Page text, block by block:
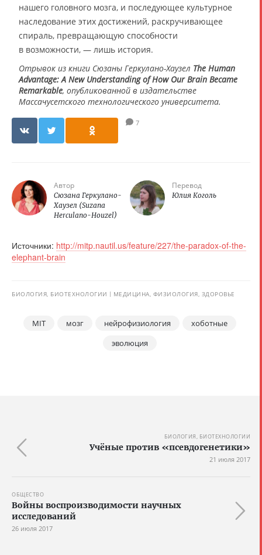
нашего головного мозга, и последующее культурное
наследование этих достижений, раскручивающее
спираль, превращающую способности
в возможности, — лишь история.
Отрывок из книги Сюзаны Геркулано-Хаузел The Human
Advantage: A New Understanding of How Our Brain Became
Remarkable, опубликованной в издательстве
Массачусетского технологического университета.
7
Автор
Сюзана Геркулано-
Хаузел (Suzana
Herculano-Houzel)
Перевод
Юлия Коголь
Источники: http://mitp.nautil.us/feature/227/the-paradox-of-the-
elephant-brain
БИОЛОГИЯ, БИОТЕХНОЛОГИИ МЕДИЦИНА, ФИЗИОЛОГИЯ, ЗДОРОВЬЕ
MIT мозг нейрофизиология
хоботные
эволюция
БИОЛОГИЯ, БИОТЕХНОЛОГИИ
Учёные против «псевдогенетики»
21 июля 2017
ОБЩЕСТВО
Войны воспроизводимости научных
исследований
26 июля 2017